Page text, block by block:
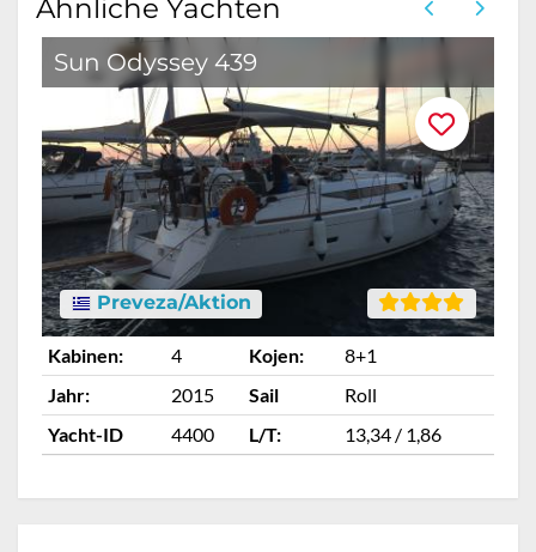
Ähnliche Yachten
Sun Odyssey 439
Preveza/Aktion
Kabinen: 4 Kojen:
8+1
Jahr:
2015 Sail
Roll
Yacht-ID
4400 L/T: 13,34 / 1,86